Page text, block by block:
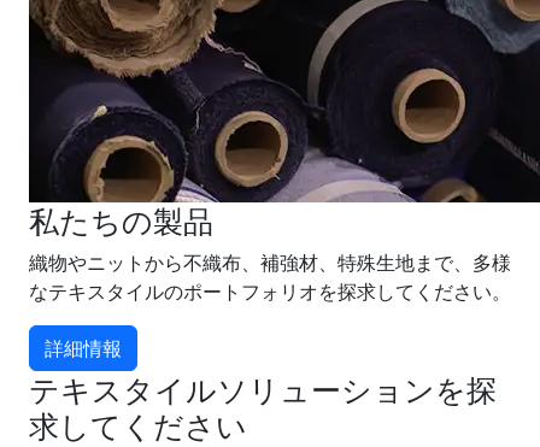
私たちの製品
織物やニットから不織布、補強材、特殊生地まで、多様
なテキスタイルのポートフォリオを探求してください。
詳細情報
テキスタイルソリューションを探
求してください